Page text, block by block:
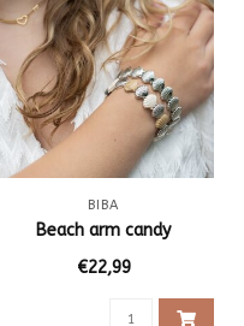
BIBA
Beach arm candy
€22,99